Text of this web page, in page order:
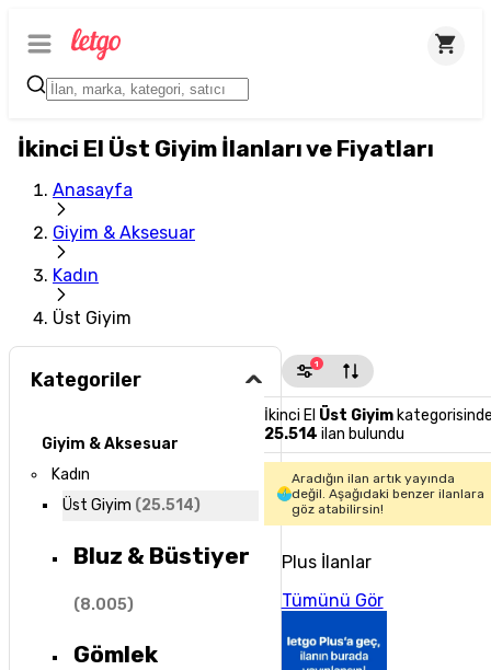
İkinci El Üst Giyim İlanları ve Fiyatları
Anasayfa
Giyim & Aksesuar
Kadın
Üst Giyim
Kategoriler
Giyim & Aksesuar
Kadın
Üst Giyim (25.514)
Bluz & Büstiyer
(8.005)
Gömlek
1
İkinci El Üst Giyim
25.514 ilan bulundu
Aradığın ilan artık yayında
değil. Aşağıdaki benzer ilanlara
göz atabilirsin!
Plus İlanlar
Tümünü Gör